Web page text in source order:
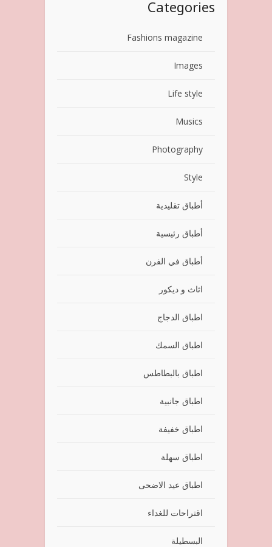
Categories
Fashions magazine
Images
Life style
Musics
Photography
Style
أطباق تقليدية
أطباق رئيسية
أطباق في الفرن
اثاث و ديكور
اطباق الدجاج
اطباق السمك
اطباق بالبطاطس
اطباق جانبية
اطباق خفيفة
اطباق سهلة
اطباق عيد الاضحى
اقتراحات للغداء
البسطيلة